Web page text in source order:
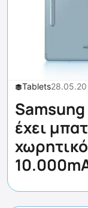
Tablets28.05.20
έχει